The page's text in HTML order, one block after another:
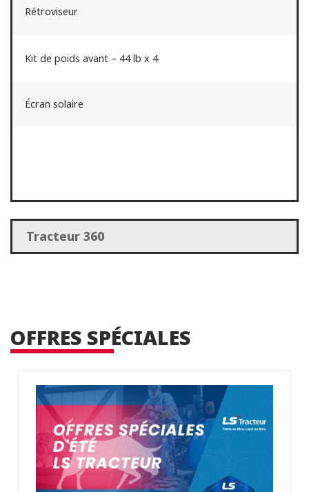
Rétroviseur
Kit de poids avant – 44 lb x 4
Écran solaire
Tracteur 360
OFFRES SPÉCIALES